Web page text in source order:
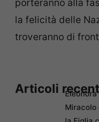
porteranno alla
la felicità delle
troveranno di
Articoli
Miracolo